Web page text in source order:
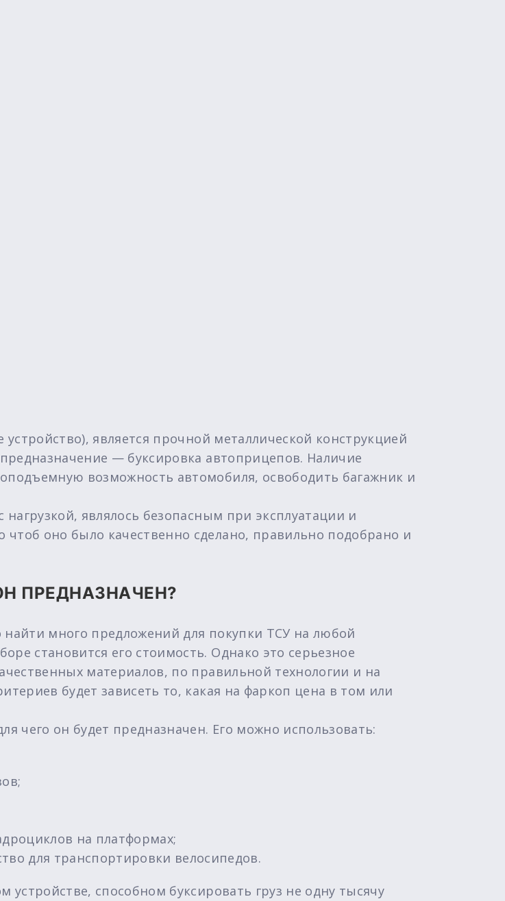
является прочной металлической конструкцией
— буксировка автоприцепов. Наличие
возможность автомобиля, освободить багажник и
являлось безопасным при эксплуатации и
оно было качественно сделано, правильно подобрано и
ПРЕДНАЗНАЧЕН?
много предложений для покупки ТСУ на любой
становится его стоимость. Однако это серьезное
материалов, по правильной технологии и на
будет зависеть то, какая на фаркоп цена в том или
чего он будет предназначен. Его можно использовать:
на платформах;
для транспортировки велосипедов.
способном буксировать груз не одну тысячу